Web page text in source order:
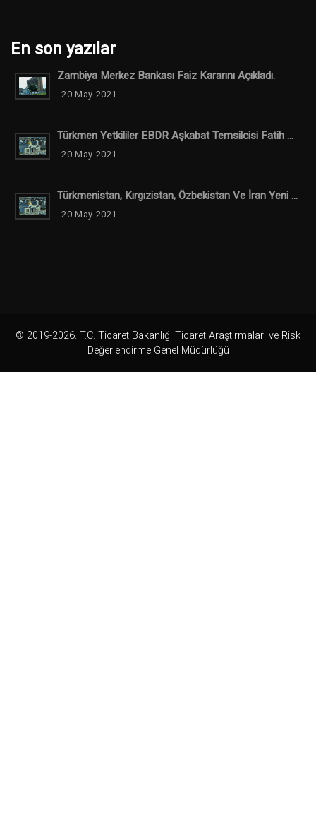
En son yazılar
Zambiya Merkez Bankası Faiz Kararını Açıkladı.
20 May 2021
Türkmen Yetkililer EBDR Aşkabat Temsilcisi Fatih ...
20 May 2021
Türkmenistan, Kırgızistan, Özbekistan Ve İran Yeni ...
20 May 2021
© 2019-2026. T.C. Ticaret Bakanlığı Ticaret Araştırmaları ve Risk
Değerlendirme Genel Müdürlüğü